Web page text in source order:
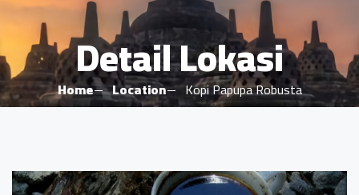
Detail Lokasi
Home Location Kopi Papupa Robusta